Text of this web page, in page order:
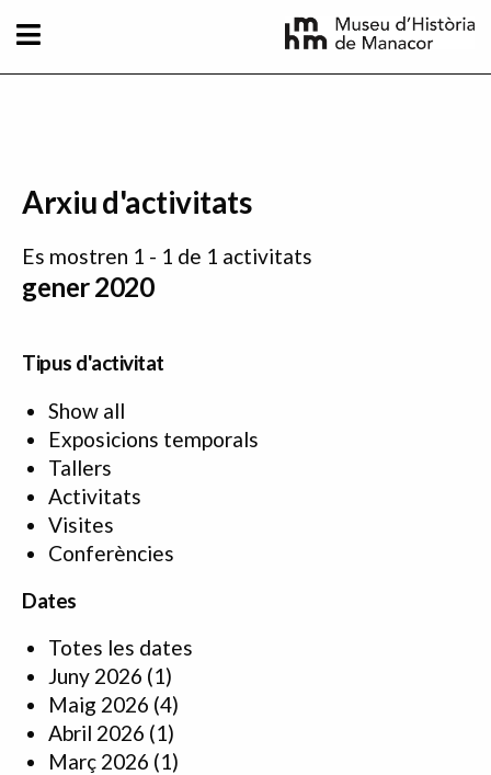
Arxiu d'activitats
Es mostren 1 - 1 de 1 activitats
gener 2020
Tipus d'activitat
Show all
Exposicions temporals
Tallers
Activitats
Visites
Conferències
Dates
Totes les dates
Juny 2026 (1)
Maig 2026 (4)
Abril 2026 (1)
Març 2026 (1)